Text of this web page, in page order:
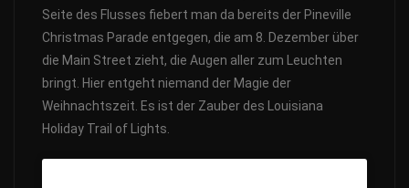
Seite des Flusses fiebert man da bereits der Pineville
Christmas Parade entgegen, die am 8. Dezember über
die Main Street zieht, die Augen aller zum Leuchten
bringt. Hier entgeht niemand der Magie der
Weihnachtszeit. Es ist der Zauber des Louisiana
Holiday Trail of Lights.